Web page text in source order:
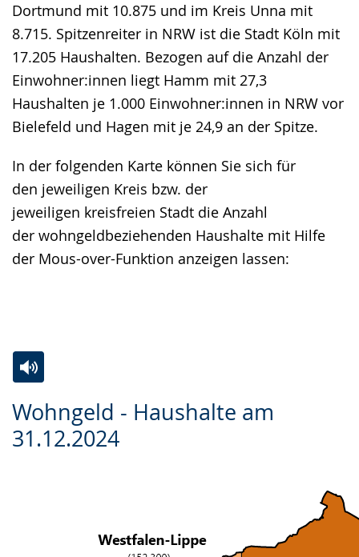
Dortmund mit 10.875 und im Kreis Unna mit
8.715. Spitzenreiter in NRW ist die Stadt Köln mit
17.205 Haushalten. Bezogen auf die Anzahl der
Einwohner:innen liegt Hamm mit 27,3
Haushalten je 1.000 Einwohner:innen in NRW vor
Bielefeld und Hagen mit je 24,9 an der Spitze.
In der folgenden Karte können Sie sich für
den jeweiligen Kreis bzw. der
jeweiligen kreisfreien Stadt die Anzahl
der wohngeldbeziehenden Haushalte mit Hilfe
der Mous-over-Funktion anzeigen lassen:
Wohngeld - Haushalte am
31.12.2024
Leichten
Sprache
Audio-
Unterstützung.
Video
in